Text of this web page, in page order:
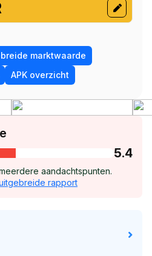
marktwaarde
APK overzicht
5.4
aandachtspunten.
rapport